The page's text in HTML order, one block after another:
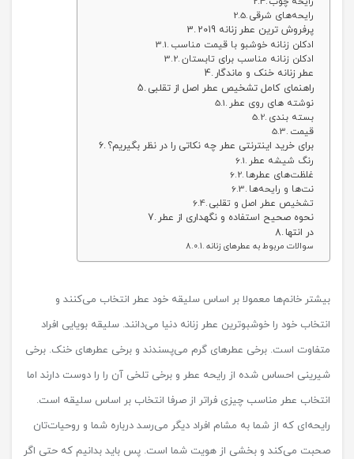
رایحه‌های شرقی
پرفروش ترین عطر زنانه 2019
ادکلن زنانه خوشبو با قیمت مناسب
ادکلن زنانه مناسب برای تابستان
عطر زنانه خنک و ماندگار
راهنمای کامل تشخیص عطر اصل از تقلبی
نوشته های روی عطر
بسته بندی
قیمت
برای خرید اینترنتی عطر چه نکاتی را در نظر بگیریم؟
رنگ شیشه عطر
غلظت‌های عطرها
نت‌ها و رایحه‌ها
تشخیص عطر اصل و تقلبی
نحوه صحیح استفاده و نگهداری از عطر
در انتها
سوالات مربوط به عطرهای زنانه
بیشتر خانم‌ها معمولا بر اساس سلیقه خود عطر انتخاب می‌کنند و
انتخاب خود را خوشبوترین عطر زنانه دنیا می‌دانند. سلیقه بویایی افراد
متفاوت است. برخی عطرهای گرم می‌پسندند و برخی عطرهای خنک. برخی
شیرینی احساس شده از رایحه عطر و برخی تلخی آن را را دوست دارند اما
انتخاب عطر مناسب چیزی فراتر از صرفا انتخاب بر اساس سلیقه است.
رایحه‌ای که از شما به مشام افراد دیگر می‌رسد درباره شما و روحیات‌تان
صحبت می‌کند و بخشی از هویت شما است. پس باید بدانیم که حتی اگر